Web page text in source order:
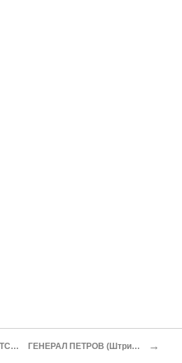
ЧЕРЕЗ ГЛАВНЫЙ КАРПАТСКИЙ ХРЕБЕТ ГЕНЕРАЛ ПЕТРОВ (Штрихи портрета) →